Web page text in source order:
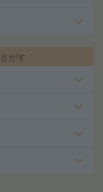
がす